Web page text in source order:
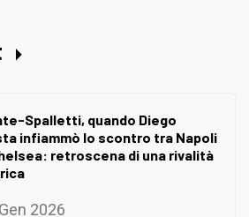
Spalletti, quando Diego
infiammò lo scontro tra Napoli
retroscena di una rivalità
2026